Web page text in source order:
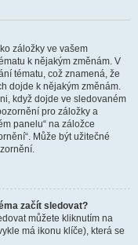
záložky ve vašem
k nějakým změnám. V
tématu, což znamená, že
dojde k nějakým změnám.
když dojde ve sledovaném
pro záložky a
panelu“ na záložce
Může být užitečné
začít sledovat?
můžete kliknutím na
má ikonu klíče), která se